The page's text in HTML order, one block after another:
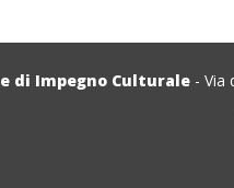
di Impegno Culturale - Via